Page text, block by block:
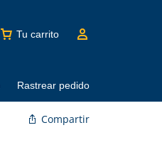
Tu carrito
Rastrear pedido
Compartir